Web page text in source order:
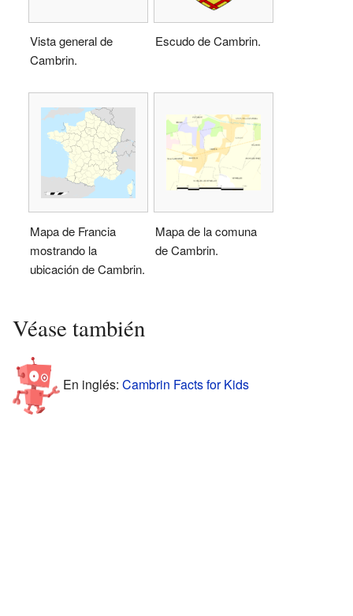
Vista general de
Cambrin.
Escudo de Cambrin.
Mapa de Francia
mostrando la
ubicación de Cambrin.
Mapa de la comuna
de Cambrin.
Véase también
En inglés: Cambrin Facts for Kids